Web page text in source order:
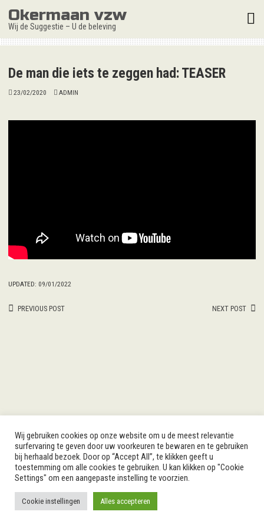
content
Okermaan vzw
Wij de Suggestie – U de beleving
De man die iets te zeggen had: TEASER
23/02/2020 ADMIN
UPDATED: 09/01/2022
Post
PREVIOUS POST NEXT POST
Wij gebruiken cookies op onze website om u de meest relevantie
surfervaring te geven door uw voorkeuren te bewaren en te gebruiken
bij herhaald bezoek. Door op “Accept All”, te klikken geeft u
toestemming om alle cookies te gebruiken. U kan klikken op "Cookie
Settings" om een aangepaste instelling te voorzien.
Cookie instellingen Alles accepteren